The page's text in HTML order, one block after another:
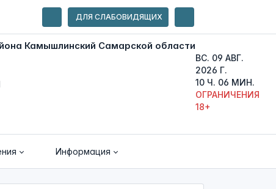
ДЛЯ СЛАБОВИДЯЩИХ
ВС. 09 АВГ.
2026 Г.
10 Ч. 06 МИН.
ОГРАНИЧЕНИЯ
18+
Информация